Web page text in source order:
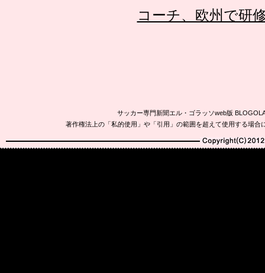
コーチ、欧州で研
サッカー専門新聞エル・ゴラッソweb版
著作権法上の「私的使用」や「引用」の範囲を超えて使用する場
Copyright(C)2010-